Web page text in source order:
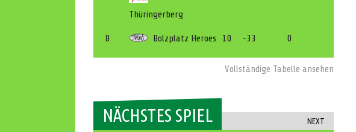
Thüringerberg
8 Bolzplatz Heroes 10 -33 0
Vollständige Tabelle ansehen
NEXT
NÄCHSTES SPIEL